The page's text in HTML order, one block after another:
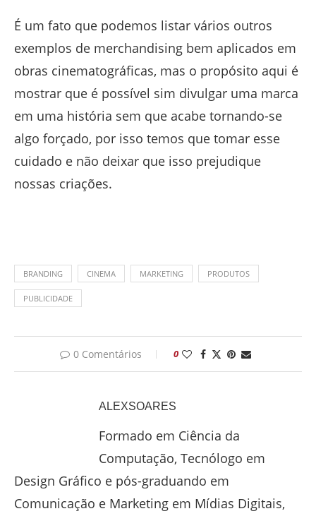
É um fato que podemos listar vários outros
exemplos de merchandising bem aplicados em
obras cinematográficas, mas o propósito aqui é
mostrar que é possível sim divulgar uma marca
em uma história sem que acabe tornando-se
algo forçado, por isso temos que tomar esse
cuidado e não deixar que isso prejudique
nossas criações.
BRANDING CINEMA MARKETING PRODUTOS
PUBLICIDADE
0 Comentários 0
ALEXSOARES
Formado em Ciência da
Computação, Tecnólogo em
Design Gráfico e pós-graduando em
Comunicação e Marketing em Mídias Digitais,